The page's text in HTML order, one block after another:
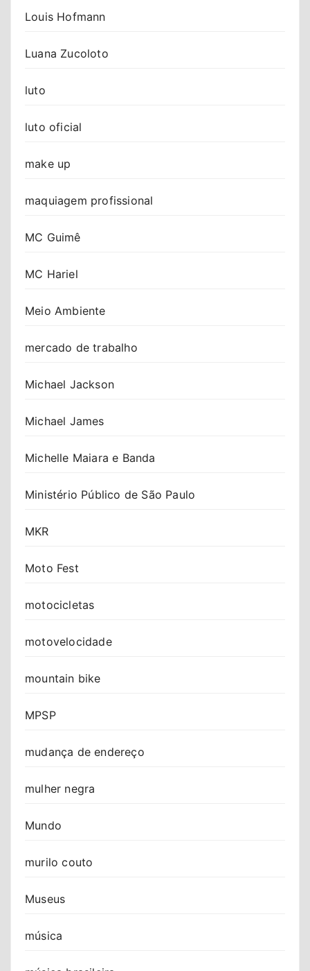
Louis Hofmann
Luana Zucoloto
luto
luto oficial
make up
maquiagem profissional
MC Guimê
MC Hariel
Meio Ambiente
mercado de trabalho
Michael Jackson
Michael James
Michelle Maiara e Banda
Ministério Público de São Paulo
MKR
Moto Fest
motocicletas
motovelocidade
mountain bike
MPSP
mudança de endereço
mulher negra
Mundo
murilo couto
Museus
música